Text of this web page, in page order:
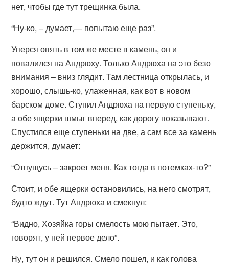
нет, чтобы где тут трещинка была.
“Ну-ко, – думает,— попытаю еще раз”.
Уперся опять в том же месте в камень, он и
повалился на Андрюху. Только Андрюха на это безо
внимания – вниз глядит. Там лестница открылась, и
хорошо, слышь-ко, улаженная, как вот в новом
барском доме. Ступил Андрюха на первую ступеньку,
а обе ящерки шмыг вперед, как дорогу показывают.
Спустился еще ступеньки на две, а сам все за камень
держится, думает:
“Отпущусь – закроет меня. Как тогда в потемках-то?”
Стоит, и обе ящерки остановились, на него смотрят,
будто ждут. Тут Андрюха и смекнул:
“Видно, Хозяйка горы смелость мою пытает. Это,
говорят, у ней первое дело”.
Ну, тут он и решился. Смело пошел, и как голова